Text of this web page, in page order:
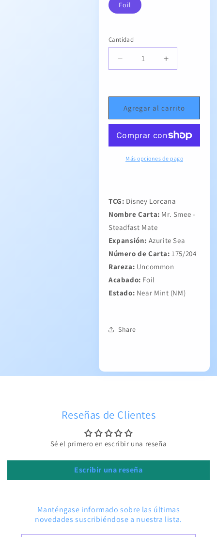
Foil
Cantidad
Cantidad
Reducir
cantidad
Smee
Steadfast
Mate
Aumentar
cantidad
Smee
-
Steadfast
Mate
Agregar al carrito
Más opciones de pago
TCG: Disney Lorcana
Nombre Carta: Mr. Smee -
Steadfast Mate
Expansión: Azurite Sea
Número de Carta:175/204
Rareza: Uncommon
Acabado: Foil
Estado: Near Mint (NM)
Share
Reseñas de Clientes
Sé el primero en escribir una reseña
Escribir una reseña
Manténgase informado sobre las últimas
novedades suscribiéndose a nuestra lista.